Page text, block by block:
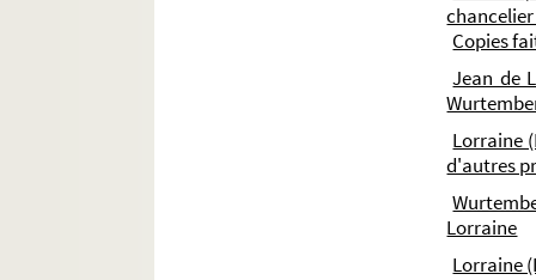
Copies
Jean de
Lorraine
d'autres
Lorraine
Lorraine